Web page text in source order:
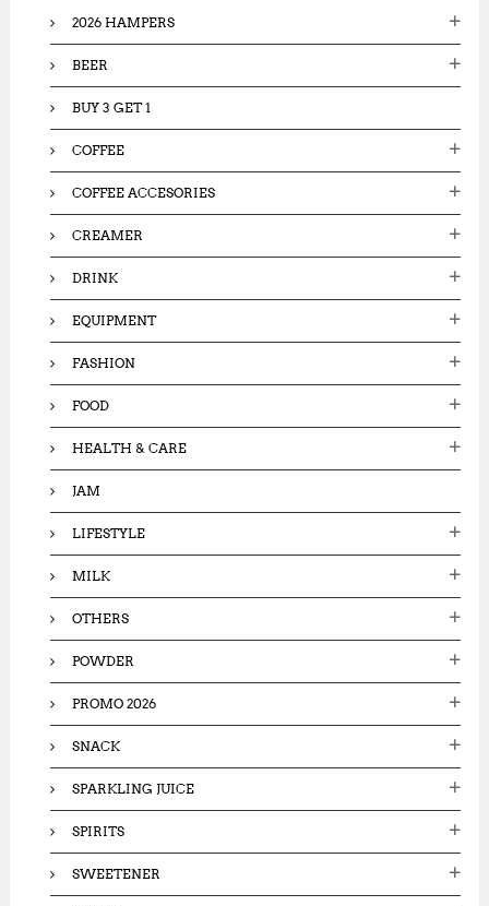
2026 HAMPERS
BEER
BUY 3 GET 1
COFFEE
COFFEE ACCESORIES
CREAMER
DRINK
EQUIPMENT
FASHION
FOOD
HEALTH & CARE
JAM
LIFESTYLE
MILK
OTHERS
POWDER
PROMO 2026
SNACK
SPARKLING JUICE
SPIRITS
SWEETENER